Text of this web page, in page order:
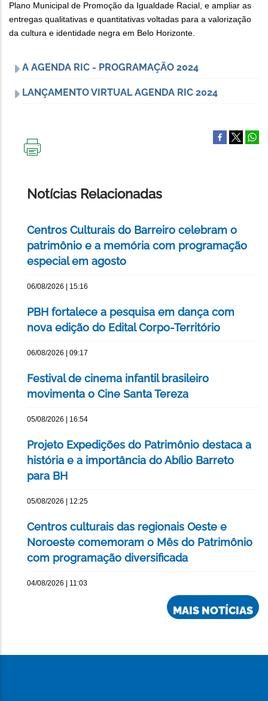
Plano Municipal de Promoção da Igualdade Racial, e ampliar as
entregas qualitativas e quantitativas voltadas para a valorização
da cultura e identidade negra em Belo Horizonte.
A AGENDA RIC - PROGRAMAÇÃO 2024
LANÇAMENTO VIRTUAL AGENDA RIC 2024
Notícias Relacionadas
Centros Culturais do Barreiro celebram o
patrimônio e a memória com programação
especial em agosto
06/08/2026 | 15:16
PBH fortalece a pesquisa em dança com
nova edição do Edital Corpo-Território
06/08/2026 | 09:17
Festival de cinema infantil brasileiro
movimenta o Cine Santa Tereza
05/08/2026 | 16:54
Projeto Expedições do Patrimônio destaca a
história e a importância do Abílio Barreto
para BH
05/08/2026 | 12:25
Centros culturais das regionais Oeste e
Noroeste comemoram o Mês do Patrimônio
com programação diversificada
04/08/2026 | 11:03
MAIS NOTÍCIAS